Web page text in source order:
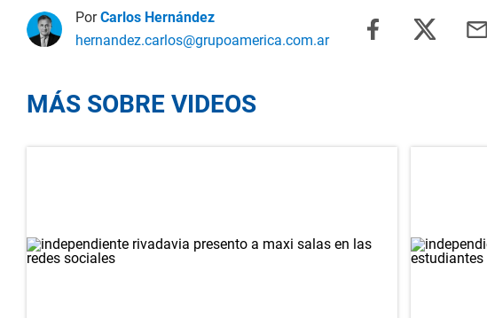
PorCarlos Hernández
hernandez.carlos@grupoamerica.com.ar
MÁS SOBRE VIDEOS